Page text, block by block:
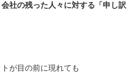
会社の残った人々に対する「申し訳
が目の前に現れても